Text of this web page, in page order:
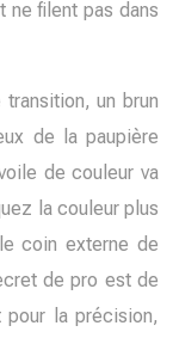
ne filent pas dans
un brun
de la paupière
de couleur va
la couleur plus
coin externe de
de pro est de
la précision,